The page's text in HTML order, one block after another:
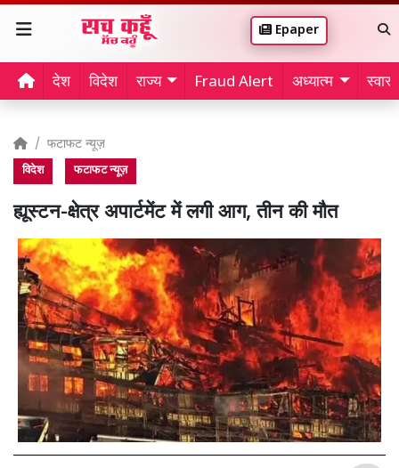
Epaper
देश विदेश राज्य Fraud Alert अध्यात्म
फटाफट न्यूज़
विदेश फटाफट न्यूज़
ह्यूस्टन-क्षेत्र अपार्टमेंट में लगी आग, तीन की मौत